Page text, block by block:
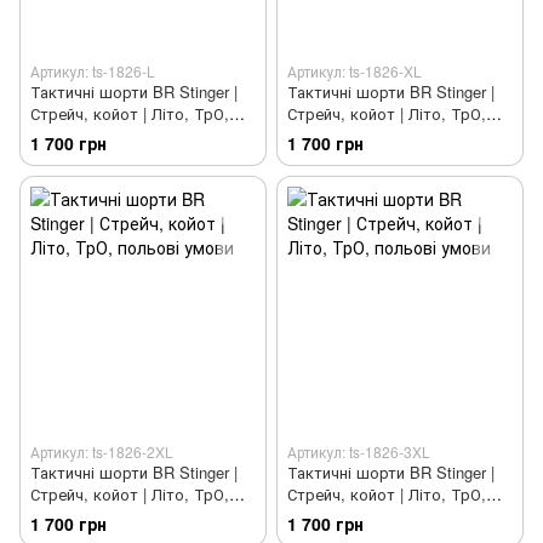
Артикул: ts-1826-L
Тактичні шорти BR Stinger |
Стрейч, койот | Літо, ТрО,
польові умови
1 700 грн
Артикул: ts-1826-XL
Тактичні шорти BR Stinger |
Стрейч, койот | Літо, ТрО,
польові умови
1 700 грн
Артикул: ts-1826-2XL
Тактичні шорти BR Stinger |
Стрейч, койот | Літо, ТрО,
польові умови
1 700 грн
Артикул: ts-1826-3XL
Тактичні шорти BR Stinger |
Стрейч, койот | Літо, ТрО,
польові умови
1 700 грн